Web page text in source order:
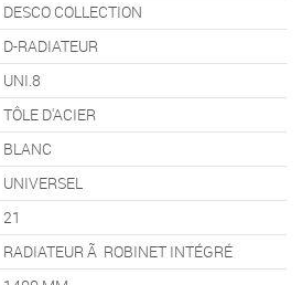
DESCO COLLECTION
D-RADIATEUR
UNI.8
TÔLE D'ACIER
BLANC
UNIVERSEL
21
RADIATEUR Ã ROBINET INTÉGRÉ